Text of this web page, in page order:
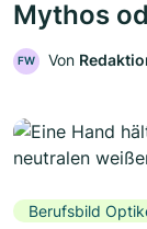
Mythos
FW Von
Berufsbild